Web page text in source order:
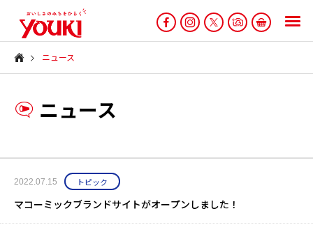
ニュース
ニュース
2022.07.15 トピック
マコーミックブランドサイトがオープンしました！